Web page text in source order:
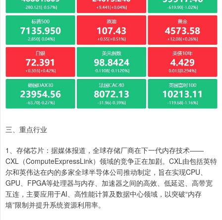
三、重点行业
1、存储芯片：据媒体报道，全球存储厂商在下一代内存技术——
CXL（ComputeExpressLink）领域的竞争正在加剧。CXL由包括英特
尔和英伟达在内的多家全球半导体公司推动制定，旨在实现CPU、
GPU、FPGA等处理器与内存、加速器之间的高效、低延迟、高带宽
互连，主要应用于AI、高性能计算及数据中心领域，以突破“内存
墙”限制并提升系统资源利用率。